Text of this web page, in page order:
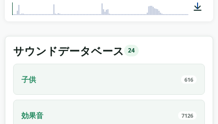
サウンドデータベース 24
子供 616
効果音 7126